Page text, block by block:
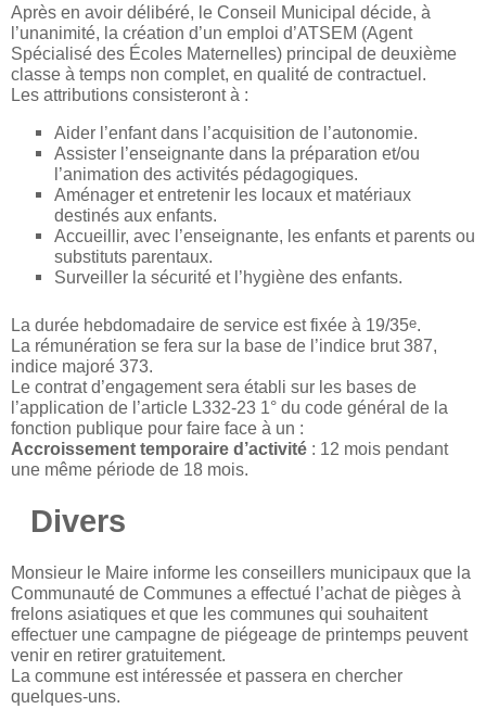
Après en avoir délibéré, le Conseil Municipal décide, à
l’unanimité, la création d’un emploi d’ATSEM (Agent
Spécialisé des Écoles Maternelles) principal de deuxième
classe à temps non complet, en qualité de contractuel.
Les attributions consisteront à :
Aider l’enfant dans l’acquisition de l’autonomie.
Assister l’enseignante dans la préparation et/ou
l’animation des activités pédagogiques.
Aménager et entretenir les locaux et matériaux
destinés aux enfants.
Accueillir, avec l’enseignante, les enfants et parents ou
substituts parentaux.
Surveiller la sécurité et l’hygiène des enfants.
La durée hebdomadaire de service est fixée à 19/35e.
La rémunération se fera sur la base de l’indice brut 387,
indice majoré 373.
Le contrat d’engagement sera établi sur les bases de
l’application de l’article L332-23 1° du code général de la
fonction publique pour faire face à un :
Accroissement temporaire d’activité : 12 mois pendant
une même période de 18 mois.
Divers
Monsieur le Maire informe les conseillers municipaux que la
Communauté de Communes a effectué l’achat de pièges à
frelons asiatiques et que les communes qui souhaitent
effectuer une campagne de piégeage de printemps peuvent
venir en retirer gratuitement.
La commune est intéressée et passera en chercher
quelques-uns.